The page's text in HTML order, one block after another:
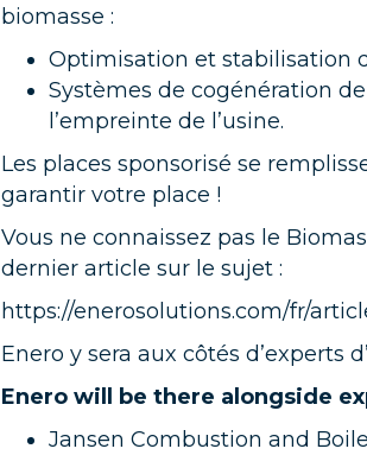
biomasse :
Optimisation et stabilisation
Systèmes de cogénération
l’empreinte de l’usine.
Les places sponsorisé se
garantir votre place !
Vous ne connaissez pas le
dernier article sur le sujet :
https://enerosolutions.com/fr/
Enero y sera aux côtés d’experts
Enero will be there alongside
Jansen Combustion and